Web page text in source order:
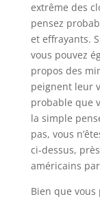
extrême des
pensez
et effrayants.
vous pouvez
propos des
peignent leur
probable que
la simple
pas, vous
ci-dessus,
américains
Bien que